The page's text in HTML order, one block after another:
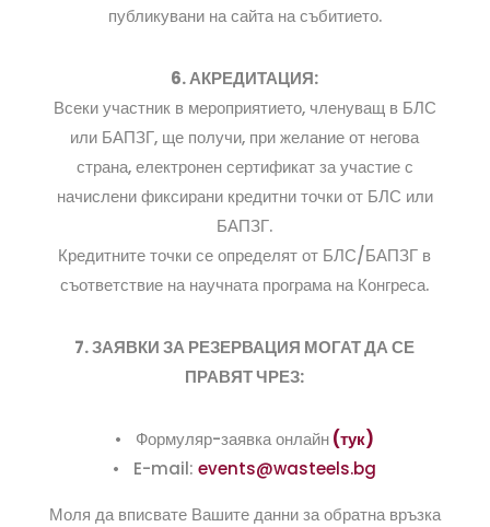
публикувани на сайта на събитието.
6. АКРЕДИТАЦИЯ:
Всеки участник в мероприятието, членуващ в БЛС
или БАПЗГ, ще получи, при желание от негова
страна, електронен сертификат за участие с
начислени фиксирани кредитни точки от БЛС или
БАПЗГ.
Кредитните точки се определят от БЛС/БАПЗГ в
съответствие на научната програма на Конгреса.
7. ЗАЯВКИ ЗА РЕЗЕРВАЦИЯ МОГАТ ДА СЕ
ПРАВЯТ ЧРЕЗ:
• Формуляр-заявка онлайн(тук)
• E-mail:events@wasteels.bg
Моля да вписвате Вашите данни за обратна връзка